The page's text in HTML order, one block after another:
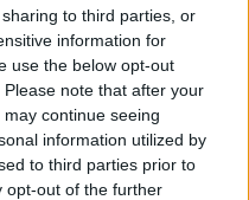
to third parties, or
information for
use the below opt-out
note that after your
continue seeing
information utilized by
to third parties prior to
opt-out of the further